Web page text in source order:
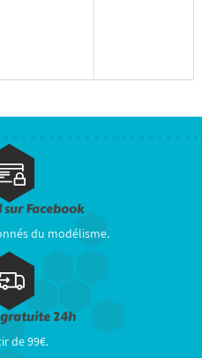
sur Facebook
du modélisme.
24h
de 99€.